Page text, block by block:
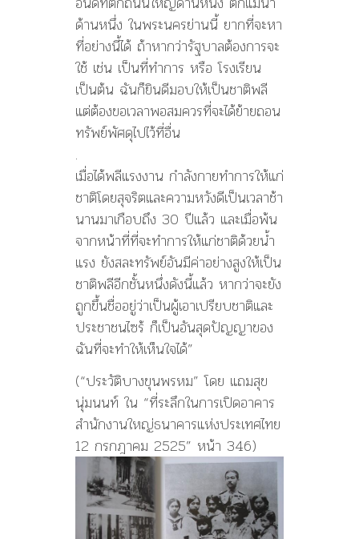
ด้านหนึ่ง ในพระนครย่านนี้ ยากที่จะหา
ที่อย่างนี้ได้ ถ้าหากว่ารัฐบาลต้องการจะ
ใช้ เช่น เป็นที่ทำการ หรือ โรงเรียน
เป็นต้น ฉันก็ยินดีมอบให้เป็นชาติพลี
แต่ต้องขอเวลาพอสมควรที่จะได้ย้ายถอน
ทรัพย์พัศดุไปไว้ที่อื่น
.
เมื่อได้พลีแรงงาน กำลังกายทำการให้แก่
ชาติโดยสุจริตและความหวังดีเป็นเวลาช้า
นานมาเกือบถึง 30 ปีแล้ว และเมื่อพ้น
จากหน้าที่ที่จะทำการให้แก่ชาติด้วยน้ำ
แรง ยังสละทรัพย์อันมีค่าอย่างสูงให้เป็น
ชาติพลีอีกชั้นหนึ่งดังนี้แล้ว หากว่าจะยัง
ถูกขึ้นชื่ออยู่ว่าเป็นผู้เอาเปรียบชาติและ
ประชาชนไซร้ ก็เป็นอันสุดปัญญาของ
ฉันที่จะทำให้เห็นใจได้”
(“ประวัติบางขุนพรหม” โดย แถมสุข
นุ่มนนท์ ใน “ที่ระลึกในการเปิดอาคาร
สำนักงานใหญ่ธนาคารแห่งประเทศไทย
12 กรกฎาคม 2525” หน้า 346)